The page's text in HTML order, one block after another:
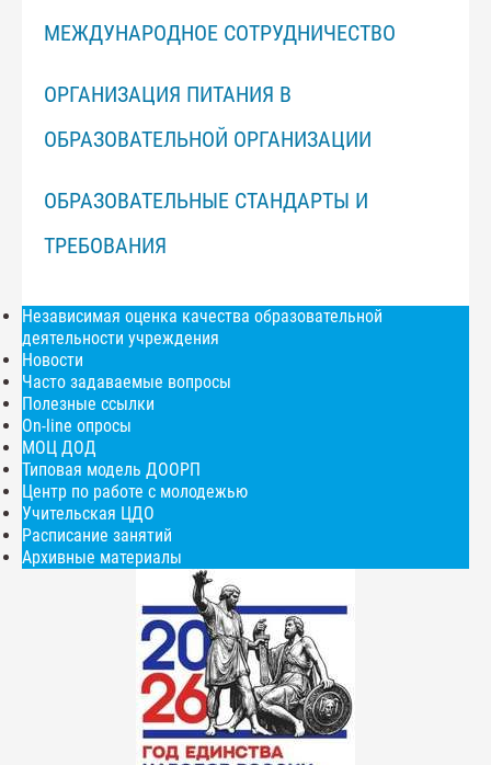
МЕЖДУНАРОДНОЕ СОТРУДНИЧЕСТВО
ОРГАНИЗАЦИЯ ПИТАНИЯ В
ОБРАЗОВАТЕЛЬНОЙ ОРГАНИЗАЦИИ
ОБРАЗОВАТЕЛЬНЫЕ СТАНДАРТЫ И
ТРЕБОВАНИЯ
Независимая оценка качества образовательной
деятельности учреждения
Новости
Часто задаваемые вопросы
Полезные ссылки
On-line опросы
МОЦ ДОД
Типовая модель ДООРП
Центр по работе с молодежью
Учительская ЦДО
Расписание занятий
Архивные материалы